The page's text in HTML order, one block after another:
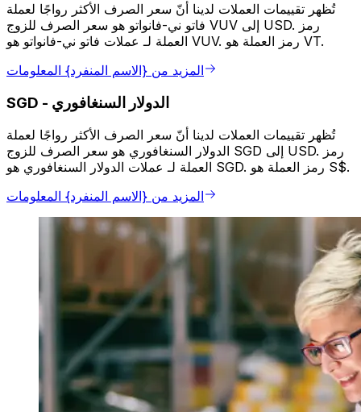
تُظهر تقييمات العملات لدينا أنّ سعر الصرف الأكثر رواجًا لعملة
فاتو ني-فانواتو هو سعر الصرف للزوج VUV إلى USD. رمز
العملة لـ عملات فاتو ني-فانواتو هو VUV. رمز العملة هو VT.
المزيد من {الاسم المنفرد} المعلومات
SGD - الدولار السنغافوري
تُظهر تقييمات العملات لدينا أنّ سعر الصرف الأكثر رواجًا لعملة
الدولار السنغافوري هو سعر الصرف للزوج SGD إلى USD. رمز
العملة لـ عملات الدولار السنغافوري هو SGD. رمز العملة هو S$.
المزيد من {الاسم المنفرد} المعلومات